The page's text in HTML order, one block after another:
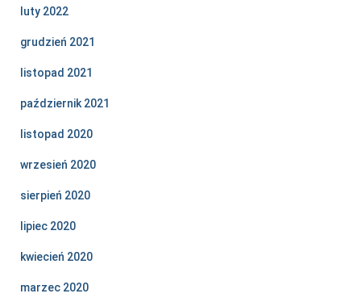
luty 2022
grudzień 2021
listopad 2021
październik 2021
listopad 2020
wrzesień 2020
sierpień 2020
lipiec 2020
kwiecień 2020
marzec 2020